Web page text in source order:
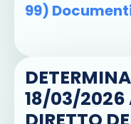
99)
18/03/2026